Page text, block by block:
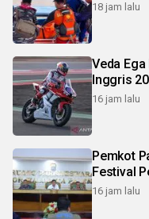
18 jam lalu
Veda
Inggris
16 jam lalu
Pemkot
Festival
16 jam lalu